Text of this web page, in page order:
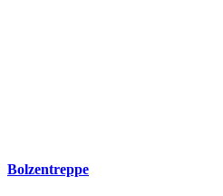
Bolzentreppe